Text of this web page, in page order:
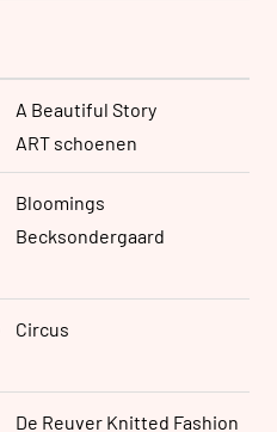
A Beautiful Story
ART schoenen
Bloomings
Becksondergaard
Circus
De Reuver Knitted Fashion